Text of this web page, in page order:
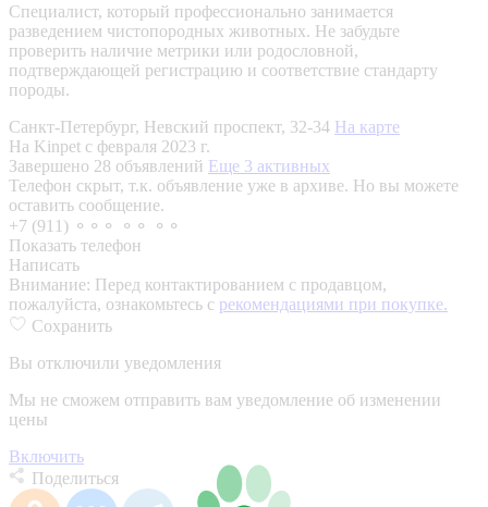
Специалист, который профессионально занимается
разведением чистопородных животных. Не забудьте
проверить наличие метрики или родословной,
подтверждающей регистрацию и соответствие стандарту
породы.
Санкт-Петербург, Невский проспект, 32-34 На карте
На Kinpet c февраля 2023 г.
Завершено 28 объявлений Еще 3 активных
Телефон скрыт, т.к. объявление уже в архиве. Но вы можете
оставить сообщение.
+7 (911) ⚬⚬⚬ ⚬⚬ ⚬⚬
Показать телефон
Написать
Внимание: Перед контактированием с продавцом,
пожалуйста, ознакомьтесь с рекомендациями при покупке.
Сохранить
Вы отключили уведомления
Мы не сможем отправить вам уведомление об изменении
цены
Включить
Поделиться